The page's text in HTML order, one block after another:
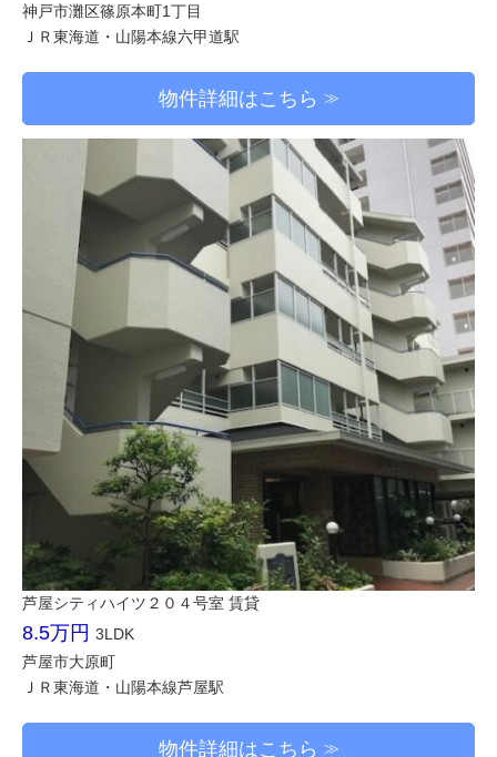
神戸市灘区篠原本町1丁目
ＪＲ東海道・山陽本線六甲道駅
物件詳細はこちら
芦屋シティハイツ２０４号室 賃貸
8.5万円 3LDK
芦屋市大原町
ＪＲ東海道・山陽本線芦屋駅
物件詳細はこちら